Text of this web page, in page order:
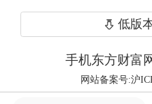
236万桶/日。若伊
场，OPEC+、美
有望通过增产扩大
低版
手机东方财富
网站备案号:沪